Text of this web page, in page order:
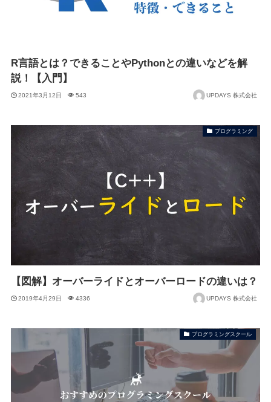
R言語とは？できることやPythonとの違いなどを解
説！【入門】
2021年3月12日 543 UPDAYS 株式会社
プログラミング
【図解】オーバーライドとオーバーロードの違いは？
2019年4月29日 4336 UPDAYS 株式会社
プログラミングスクール